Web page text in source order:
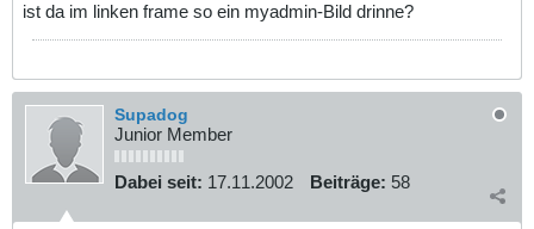
ist da im linken frame so ein myadmin-Bild drinne?
Supadog
Junior Member
Dabei seit: 17.11.2002 Beiträge: 58